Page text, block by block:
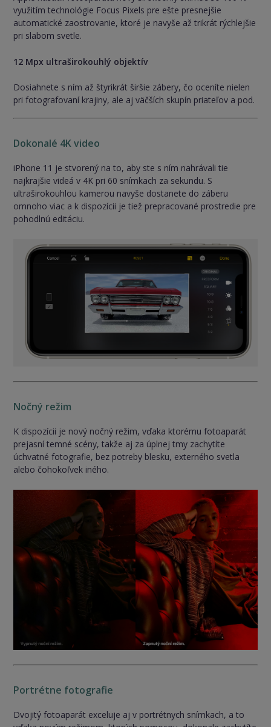
využitím technológie Focus Pixels pre ešte presnejšie
automatické zaostrovanie, ktoré je navyše až trikrát rýchlejšie
pri slabom svetle.
12 Mpx ultraširokouhlý objektív
Dosiahnete s ním až štyrikrát širšie zábery, čo oceníte nielen
pri fotografovaní krajiny, ale aj väčších skupín priateľov a pod.
Dokonalé 4K video
iPhone 11 je stvorený na to, aby ste s ním nahrávali tie
najkrajšie videá v 4K pri 60 snímkach za sekundu. S
ultraširokouhlou kamerou navyše dostanete do záberu
omnoho viac a k dispozícii je tiež prepracované prostredie pre
pohodlnú editáciu.
Nočný režim
K dispozícii je nový nočný režim, vďaka ktorému fotoaparát
prejasní temné scény, takže aj za úplnej tmy zachytíte
úchvatné fotografie, bez potreby blesku, externého svetla
alebo čohokoľvek iného.
Portrétne fotografie
Dvojitý fotoaparát exceluje aj v portrétnych snímkach, a to